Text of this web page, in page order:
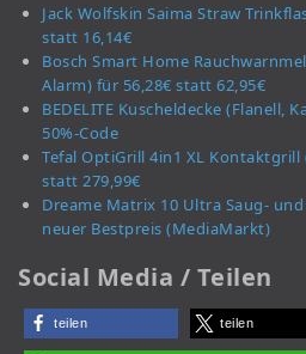
Jack Wolfskin Saima Straw
statt 16,14€
Bosch Smart Home
Alarm) für 56,28€ statt 62,95€
BEDELITE Kuscheldecke (Flanell,
50%-Code
Tefal OptiGrill 4in1 XL Kontaktgrill
statt 279,99€
Dreame Matrix 10 Ultra Saug-
neuer Bestpreis (MediaMarkt)
Social Media / Teilen
teilen teilen